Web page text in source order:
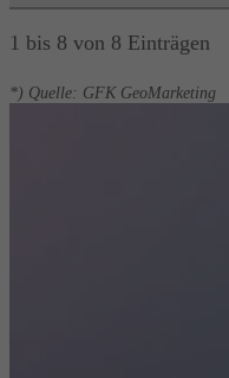
1 bis 8 von 8 Einträgen
*) Quelle: GFK GeoMarketing